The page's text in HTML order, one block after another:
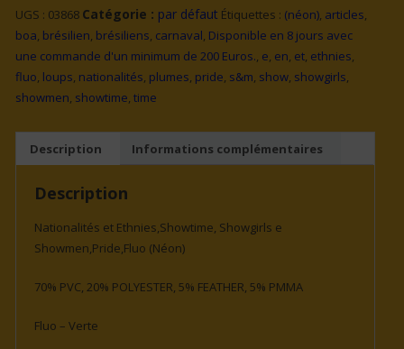
NEON
VERT
BRESIL
AVEC
PAILLETTES
PLUMES
UGS : 03868 Catégorie : par défaut Étiquettes : (néon), articles,
boa, brésilien, brésiliens, carnaval, Disponible en 8 jours avec
une commande d'un minimum de 200 Euros., e, en, et, ethnies,
fluo, loups, nationalités, plumes, pride, s&m, show, showgirls,
showmen, showtime,time
Description Informations complémentaires
Description
Nationalités et Ethnies,Showtime, Showgirls e
Showmen,Pride,Fluo (Néon)
70% PVC, 20% POLYESTER, 5% FEATHER, 5% PMMA
Fluo – Verte